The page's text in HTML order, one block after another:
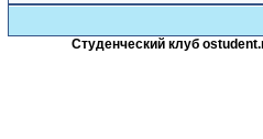
Студенческий клуб